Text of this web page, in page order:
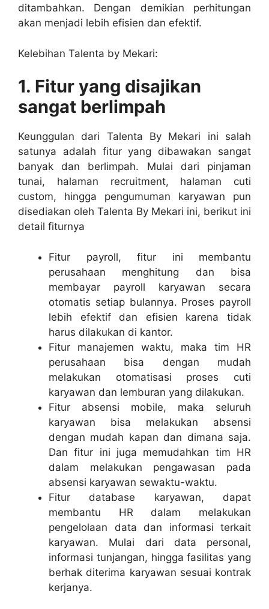
ditambahkan. Dengan demikian perhitungan
akan menjadi lebih efisien dan efektif.
Kelebihan Talenta by Mekari:
1. Fitur yang disajikan
sangat berlimpah
Keunggulan dari Talenta By Mekari ini salah
satunya adalah fitur yang dibawakan sangat
banyak dan berlimpah. Mulai dari pinjaman
tunai, halaman recruitment, halaman cuti
custom, hingga pengumuman karyawan pun
disediakan oleh Talenta By Mekari ini, berikut ini
detail fiturnya
Fitur payroll, fitur ini membantu
perusahaan menghitung dan bisa
membayar payroll karyawan secara
otomatis setiap bulannya. Proses payroll
lebih efektif dan efisien karena tidak
harus dilakukan di kantor.
Fitur manajemen waktu, maka tim HR
perusahaan bisa dengan mudah
melakukan otomatisasi proses cuti
karyawan dan lemburan yang dilakukan.
Fitur absensi mobile, maka seluruh
karyawan bisa melakukan absensi
dengan mudah kapan dan dimana saja.
Dan fitur ini juga memudahkan tim HR
dalam melakukan pengawasan pada
absensi karyawan sewaktu-waktu.
Fitur database karyawan, dapat
membantu HR dalam melakukan
pengelolaan data dan informasi terkait
karyawan. Mulai dari data personal,
informasi tunjangan, hingga fasilitas yang
berhak diterima karyawan sesuai kontrak
kerjanya.